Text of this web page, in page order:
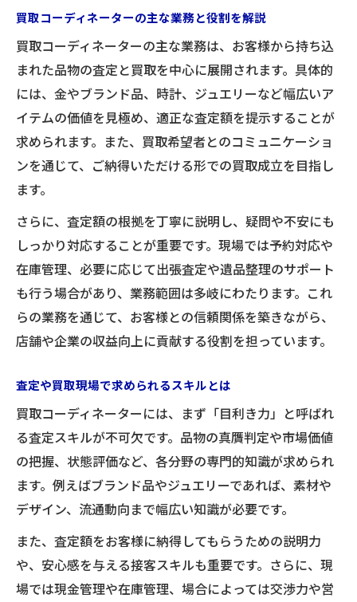
説
基本給と成果報酬のバランスについて
買取業界のインセンティブ制度の仕組み
報酬アップに直結する買取スキルとは
月収・年収の目安と現場のリアルな声
未経験から始めるなら買取コーディネーターが
おすすめの理由
理由
未経験からでも活躍できる買取業界の特徴
買取現場で身につくスキルと将来性
キャリアチェンジに有利な買取職の環境
未経験者が買取で成功するコツを解説
に迫る
買取コーディネーターが感じるやりがいと
は
買取現場で評価されるプロの目利き力
お客様対応で身につくコミュニケーション
術
買取業務を通じて得られる成長実感
現場で重宝される買取コーディネーター像
インセンティブ制度が特徴の買取業務の実態
買取コーディネーターの主な業務と役割を解説
買取コーディネーターの主な業務は、お客様から持ち込
まれた品物の査定と買取を中心に展開されます。具体的
には、金やブランド品、時計、ジュエリーなど幅広いア
イテムの価値を見極め、適正な査定額を提示することが
求められます。また、買取希望者とのコミュニケーショ
ンを通じて、ご納得いただける形での買取成立を目指し
ます。
さらに、査定額の根拠を丁寧に説明し、疑問や不安にも
しっかり対応することが重要です。現場では予約対応や
在庫管理、必要に応じて出張査定や遺品整理のサポート
も行う場合があり、業務範囲は多岐にわたります。これ
らの業務を通じて、お客様との信頼関係を築きながら、
店舗や企業の収益向上に貢献する役割を担っています。
査定や買取現場で求められるスキルとは
買取コーディネーターには、まず「目利き力」と呼ばれ
る査定スキルが不可欠です。品物の真贋判定や市場価値
の把握、状態評価など、各分野の専門的知識が求められ
ます。例えばブランド品やジュエリーであれば、素材や
デザイン、流通動向まで幅広い知識が必要です。
また、査定額をお客様に納得してもらうための説明力
や、安心感を与える接客スキルも重要です。さらに、現
場では現金管理や在庫管理、場合によっては交渉力や営